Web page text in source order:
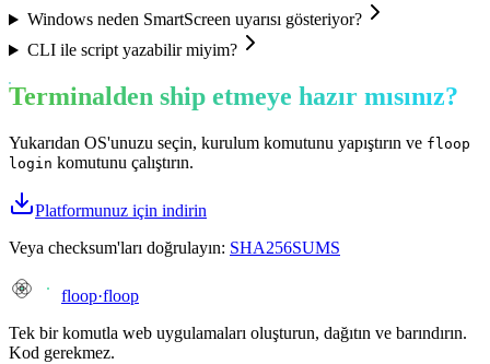
Windows neden SmartScreen uyarısı gösteriyor?
CLI ile script yazabilir miyim?
Terminalden ship etmeye hazır mısınız?
Yukarıdan OS'unuzu seçin, kurulum komutunu yapıştırın ve floop
login komutunu çalıştırın.
Platformunuz için indirin
Veya checksum'ları doğrulayın: SHA256SUMS
floop·floop
Tek bir komutla web uygulamaları oluşturun, dağıtın ve barındırın.
Kod gerekmez.